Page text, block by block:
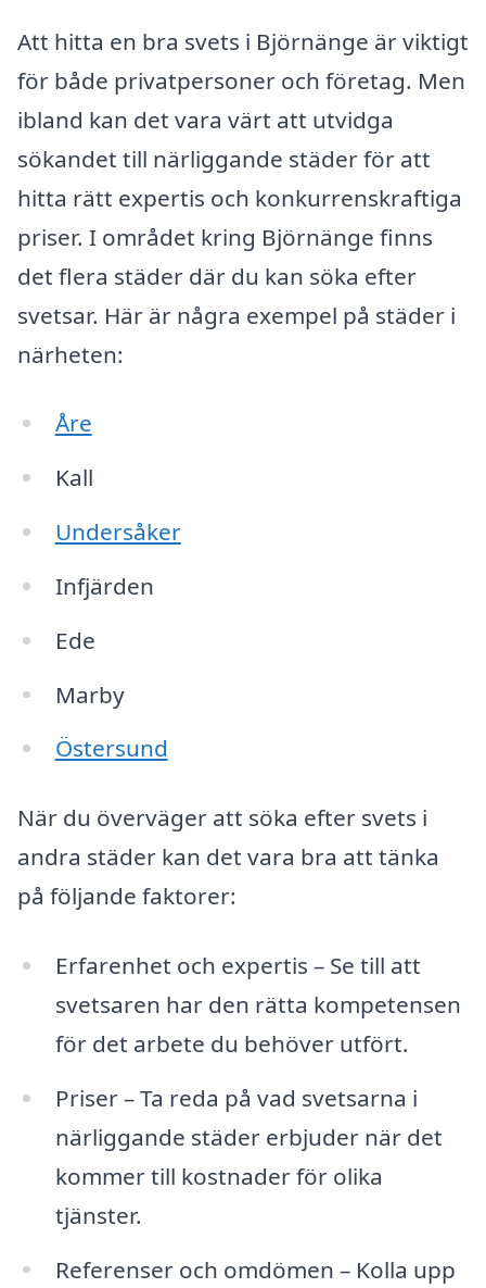
Att hitta en bra svets i Björnänge är viktigt
för både privatpersoner och företag. Men
ibland kan det vara värt att utvidga
sökandet till närliggande städer för att
hitta rätt expertis och konkurrenskraftiga
priser. I området kring Björnänge finns
det flera städer där du kan söka efter
svetsar. Här är några exempel på städer i
närheten:
Åre
Kall
Undersåker
Infjärden
Ede
Marby
Östersund
När du överväger att söka efter svets i
andra städer kan det vara bra att tänka
på följande faktorer:
Erfarenhet och expertis – Se till att
svetsaren har den rätta kompetensen
för det arbete du behöver utfört.
Priser – Ta reda på vad svetsarna i
närliggande städer erbjuder när det
kommer till kostnader för olika
tjänster.
Referenser och omdömen – Kolla upp